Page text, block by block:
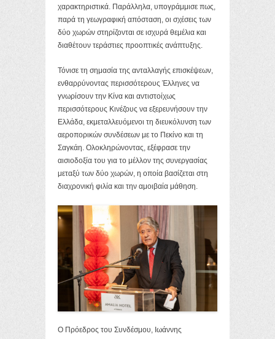
χαρακτηριστικά. Παράλληλα, υπογράμμισε πως,
παρά τη γεωγραφική απόσταση, οι σχέσεις των
δύο χωρών στηρίζονται σε ισχυρά θεμέλια και
διαθέτουν τεράστιες προοπτικές ανάπτυξης.
Τόνισε τη σημασία της ανταλλαγής επισκέψεων,
ενθαρρύνοντας περισσότερους Έλληνες να
γνωρίσουν την Κίνα και αντιστοίχως
περισσότερους Κινέζους να εξερευνήσουν την
Ελλάδα, εκμεταλλευόμενοι τη διευκόλυνση των
αεροπορικών συνδέσεων με το Πεκίνο και τη
Σαγκάη. Ολοκληρώνοντας, εξέφρασε την
αισιοδοξία του για το μέλλον της συνεργασίας
μεταξύ των δύο χωρών, η οποία βασίζεται στη
διαχρονική φιλία και την αμοιβαία μάθηση.
Ο Πρόεδρος του Συνδέσμου, Ιωάννης